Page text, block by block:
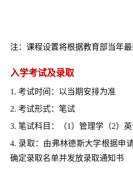
注：课程设置将根据教育部当年
入学考试及录取
1. 考试时间：以当期安排为准
2. 考试形式：笔试
3. 笔试科目：（1）管理学（2）
4. 录取：由弗林德斯大学根据申
确定录取名单并发放录取通知书